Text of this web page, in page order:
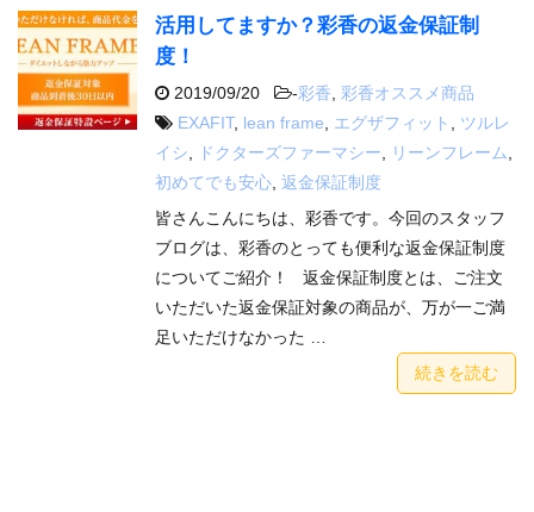
活用してますか？彩香の返金保証制
度！
2019/09/20 -彩香
彩香オススメ商品
EXAFIT, lean frame エグザフィット
ツルレ
イシ
ドクターズファーマシー リーンフレーム
初めてでも安心 返金保証制度
皆さんこんにちは、彩香です。今回のスタッフ
ブログは、彩香のとっても便利な返金保証制度
についてご紹介！ 返金保証制度とは、ご注文
いただいた返金保証対象の商品が、万が一ご満
足いただけなかった …
続きを読む